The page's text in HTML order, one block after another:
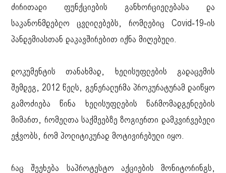
ძირითადი ფუნქციების განხორციელებასა და
საკანონმდებლო ცვლილებებს, რომლებიც Covid-19-ის
პანდემიასთან დაკავშირებით იქნა მიღებული.
დოკუმენტის თანახმად, ხელისუფლების გადაცემის
შემდეგ, 2012 წელს, გენერალურმა პროკურატურამ დაიწყო
გამოძიება წინა ხელისუფლების წარმომადგენლების
მიმართ, რომელთა საქმეებზე ზოგიერთი დამკვირვებელი
ეჭვობს, რომ პოლიტიკურად მოტივირებული იყო.
რაც შეეხება საპროტესტო აქციების მონიტორინგს,